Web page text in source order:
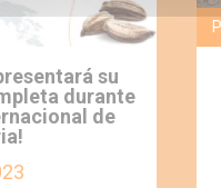
su
durante
de